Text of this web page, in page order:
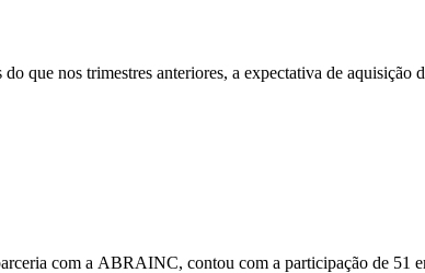
que nos trimestres anteriores, a expectativa de aquisição
com a ABRAINC, contou com a participação de 51